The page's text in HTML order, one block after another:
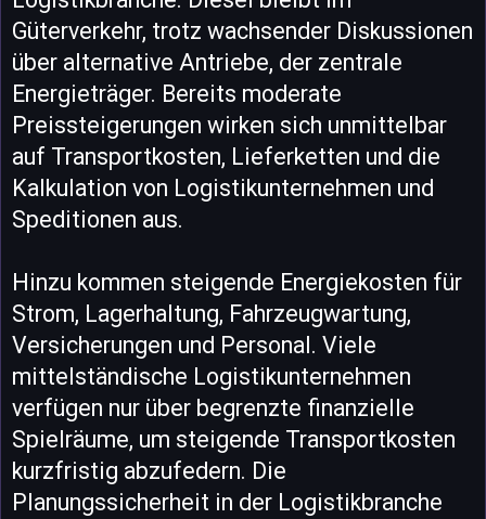
Güterverkehr, trotz wachsender Diskussionen
über alternative Antriebe, der zentrale
Energieträger. Bereits moderate
Preissteigerungen wirken sich unmittelbar
auf Transportkosten, Lieferketten und die
Kalkulation von Logistikunternehmen und
Speditionen aus.
Hinzu kommen steigende Energiekosten für
Strom, Lagerhaltung, Fahrzeugwartung,
Versicherungen und Personal. Viele
mittelständische Logistikunternehmen
verfügen nur über begrenzte finanzielle
Spielräume, um steigende Transportkosten
kurzfristig abzufedern. Die
Planungssicherheit in der Logistikbranche